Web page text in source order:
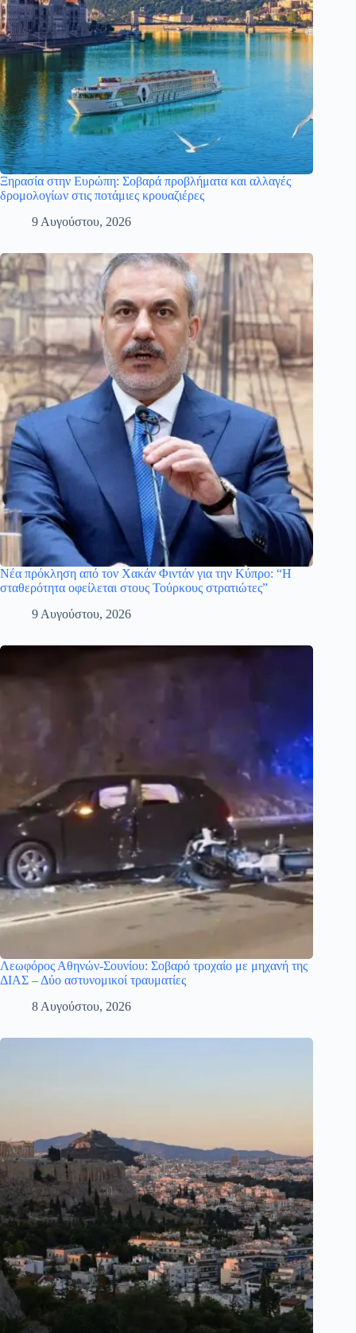
Ξηρασία στην Ευρώπη: Σοβαρά προβλήματα και αλλαγές
δρομολογίων στις ποτάμιες κρουαζιέρες
9 Αυγούστου, 2026
Νέα πρόκληση από τον Χακάν Φιντάν για την Κύπρο: “Η
σταθερότητα οφείλεται στους Τούρκους στρατιώτες”
9 Αυγούστου, 2026
Λεωφόρος Αθηνών-Σουνίου: Σοβαρό τροχαίο με μηχανή της
ΔΙΑΣ – Δύο αστυνομικοί τραυματίες
8 Αυγούστου, 2026